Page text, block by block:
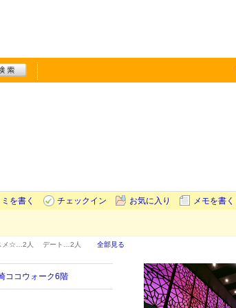
を書く チェックイン お気に入り メモを書く
メ☆… 2人 デート… 2人 全部見る
ココウォーク6階